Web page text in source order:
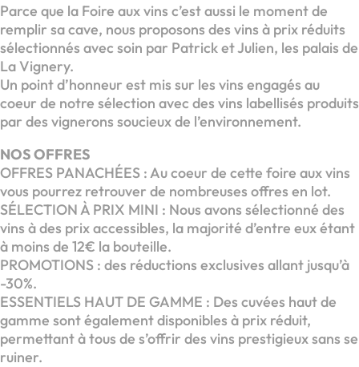
Parce que la Foire aux vins c’est aussi le moment de
remplir sa cave, nous proposons des vins à prix réduits
sélectionnés avec soin par Patrick et Julien, les palais de
La Vignery.
Un point d’honneur est mis sur les vins engagés au
coeur de notre sélection avec des vins labellisés produits
par des vignerons soucieux de l’environnement.
NOS OFFRES
OFFRES PANACHÉES : Au coeur de cette foire aux vins
vous pourrez retrouver de nombreuses offres en lot.
SÉLECTION À PRIX MINI : Nous avons sélectionné des
vins à des prix accessibles, la majorité d’entre eux étant
à moins de 12€ la bouteille.
PROMOTIONS : des réductions exclusives allant jusqu’à
-30%.
ESSENTIELS HAUT DE GAMME : Des cuvées haut de
gamme sont également disponibles à prix réduit,
permettant à tous de s’offrir des vins prestigieux sans se
ruiner.